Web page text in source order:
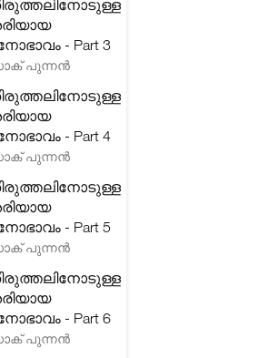
- Part 3
പുന്നൻ
- Part 4
പുന്നൻ
- Part 5
പുന്നൻ
- Part 6
പുന്നൻ